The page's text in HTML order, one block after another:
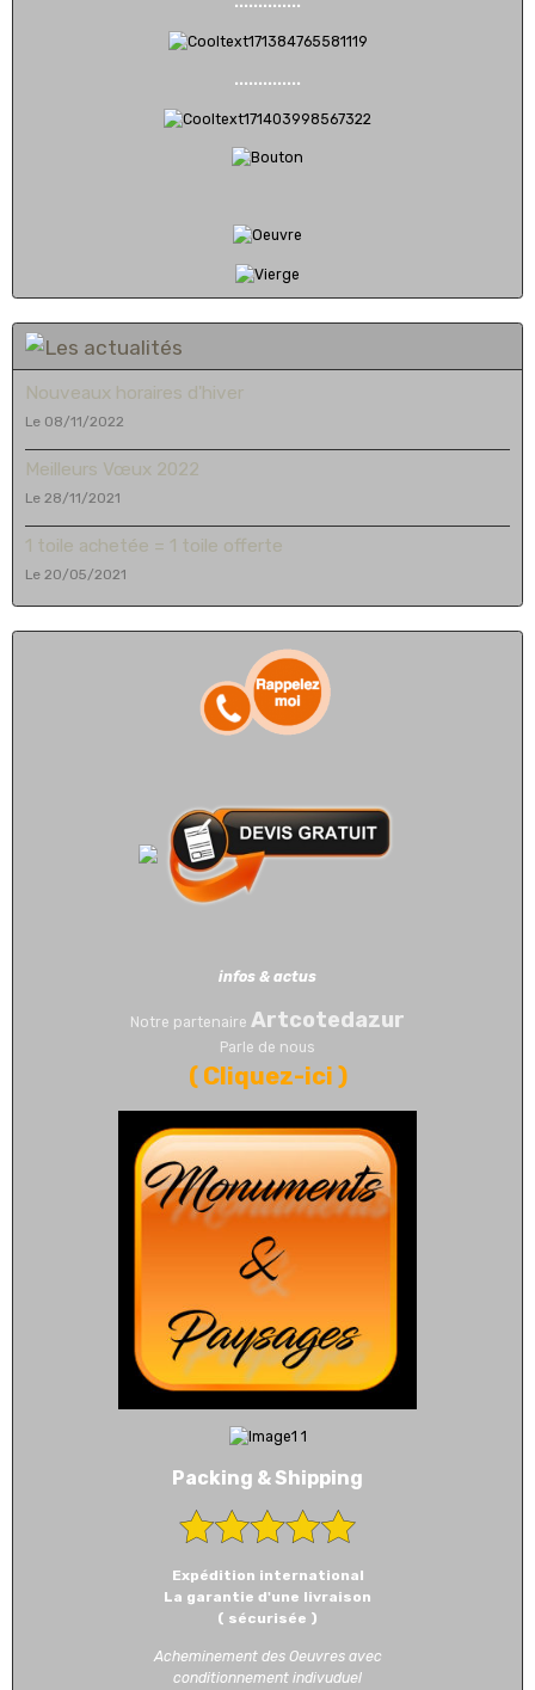
..............
Nouveaux horaires d'hiver
Le 08/11/2022
Meilleurs Vœux 2022
Le 28/11/2021
1 toile achetée = 1 toile offerte
Le 20/05/2021
infos & actus
Notre partenaire Artcotedazur
Parle de nous
( Cliquez-ici )
Packing & Shipping
Expédition international
La garantie d'une livraison
( sécurisée )
Acheminement des Oeuvres avec
conditionnement indivuduel